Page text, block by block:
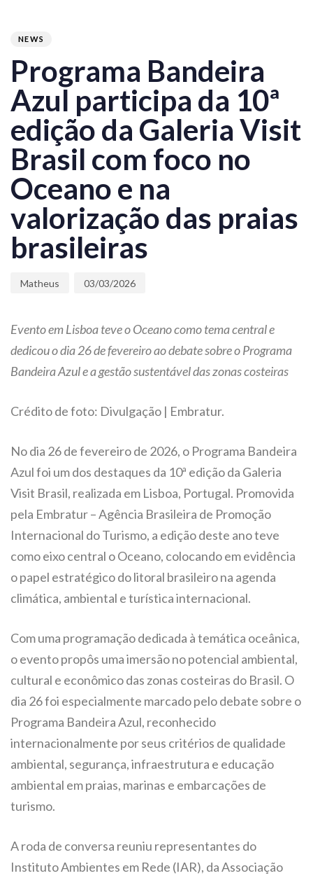
NEWS
Programa Bandeira
Azul participa da 10ª
edição da Galeria Visit
Brasil com foco no
Oceano e na
valorização das praias
brasileiras
Matheus 03/03/2026
Evento em Lisboa teve o Oceano como tema central e
dedicou o dia 26 de fevereiro ao debate sobre o Programa
Bandeira Azul e a gestão sustentável das zonas costeiras
Crédito de foto: Divulgação | Embratur.
No dia 26 de fevereiro de 2026, o Programa Bandeira
Azul foi um dos destaques da 10ª edição da Galeria
Visit Brasil, realizada em Lisboa, Portugal. Promovida
pela Embratur – Agência Brasileira de Promoção
Internacional do Turismo, a edição deste ano teve
como eixo central o Oceano, colocando em evidência
o papel estratégico do litoral brasileiro na agenda
climática, ambiental e turística internacional.
Com uma programação dedicada à temática oceânica,
o evento propôs uma imersão no potencial ambiental,
cultural e econômico das zonas costeiras do Brasil. O
dia 26 foi especialmente marcado pelo debate sobre o
Programa Bandeira Azul, reconhecido
internacionalmente por seus critérios de qualidade
ambiental, segurança, infraestrutura e educação
ambiental em praias, marinas e embarcações de
turismo.
A roda de conversa reuniu representantes do
Instituto Ambientes em Rede (IAR), da Associação